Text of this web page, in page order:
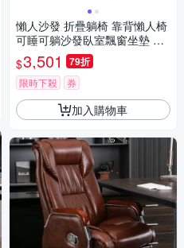
懶人沙發 折疊躺椅 靠背懶人椅
可睡可躺沙發臥室飄窗坐墊 榻
榻米座椅
$3,501 79折
限時下殺 券
加入購物車